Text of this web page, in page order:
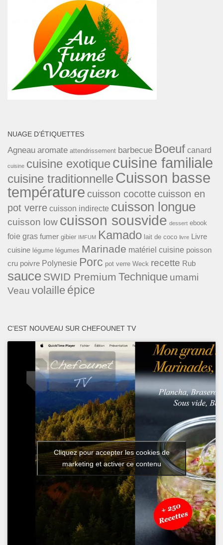
NUAGE D’ÉTIQUETTES
Agneau aromate attendrissement barbecue Boeuf canard
cuisine cuisine exotiquecuisine familiale
cuisine traditionnelleCuisson basse
température cuisson cocotte cuisson en
pot verre cuisson indirecte cuisson longue
cuisson low cuisson sousvide dessert ebook
foie gras fumer gibier IMFUM Kamado lait de coco livre Livre
cuisine légume légumes Marinade matériel cuisine poisson
cru poivre Polynesie Porc pot verre Weck recette Rub
sauce SWID Premium Technique umami
Veau volaille épice
C'EST NOUVEAU SUR CHEFOUNET TV
Cliquez pour accepter les cookies de
marketing et activer ce contenu